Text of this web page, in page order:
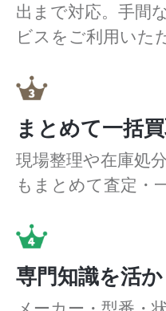
出まで対応。手間
ビスをご利用いた
まとめて一括
現場整理や在庫処
もまとめて査定・
専門知識を活